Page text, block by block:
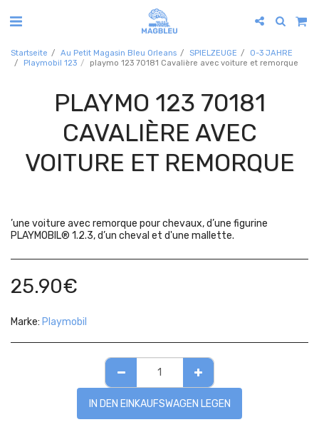
Startseite Au Petit Magasin Bleu Orleans SPIELZEUGE
0-3 JAHRE
Playmobil 123
playmo 123 70181 Cavalière avec voiture et remorque
PLAYMO 123 70181
CAVALIÈRE AVEC
VOITURE ET REMORQUE
’une voiture avec remorque pour chevaux, d’une figurine
PLAYMOBIL® 1.2.3, d’un cheval et d'une mallette.
25.90€
Marke: Playmobil
IN DEN EINKAUFSWAGEN LEGEN